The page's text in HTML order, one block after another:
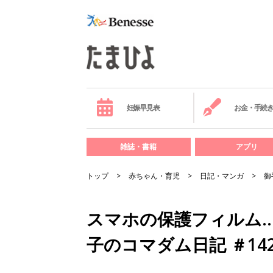
妊娠早見表 お金・手続き
雑誌・書籍 アプリ
トップ 赤ちゃん・育児 日記・マンガ 御
スマホの保護フィルム
子のコマダム日記 ＃